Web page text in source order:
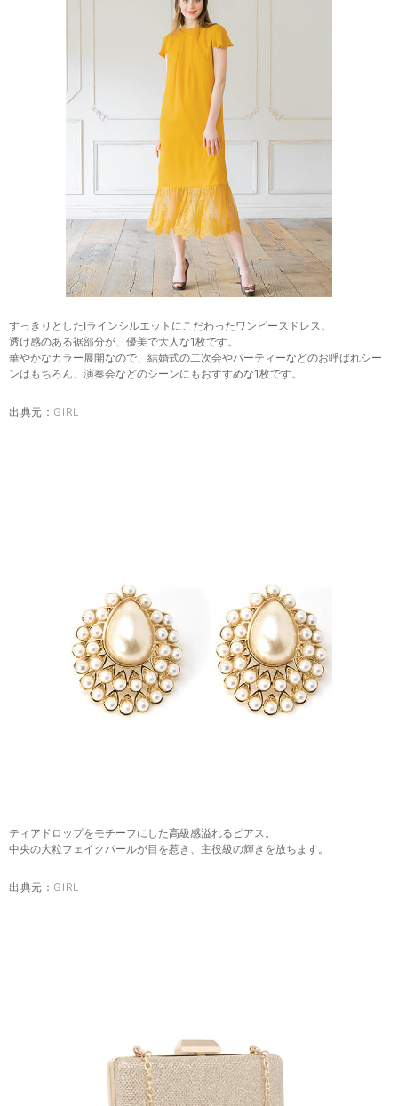
すっきりとしたIラインシルエットにこだわったワンピースドレス。
透け感のある裾部分が、優美で大人な1枚です。
華やかなカラー展開なので、結婚式の二次会やパーティーなどのお呼ばれシー
ンはもちろん、演奏会などのシーンにもおすすめな1枚です。
出典元： GIRL
ティアドロップをモチーフにした高級感溢れるピアス。
中央の大粒フェイクパールが目を惹き、主役級の輝きを放ちます。
出典元： GIRL